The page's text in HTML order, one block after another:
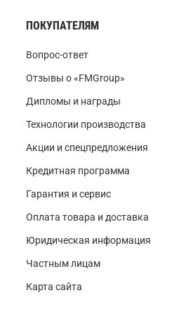
ПОКУПАТЕЛЯМ
Вопрос-ответ
Отзывы о «FMGroup»
Дипломы и награды
Технологии производства
Акции и спецпредложения
Кредитная программа
Гарантия и сервис
Оплата товара и доставка
Юридическая информация
Частным лицам
Карта сайта